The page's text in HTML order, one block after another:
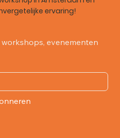
ervaring!
evenementen